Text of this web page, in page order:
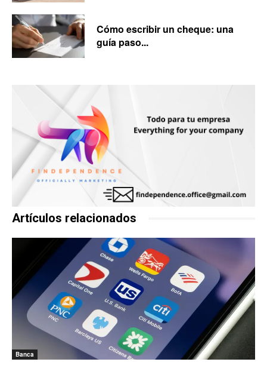
Cómo escribir un cheque: una
guía paso...
Artículos relacionados
Banca